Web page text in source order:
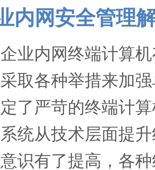
内网安全管理
业内网终端计算
取各种举措来加
了严苛的终端计
统从技术层面提
识有了提高，各